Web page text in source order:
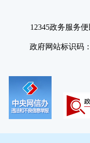
12345政务服务
政府网站标识码